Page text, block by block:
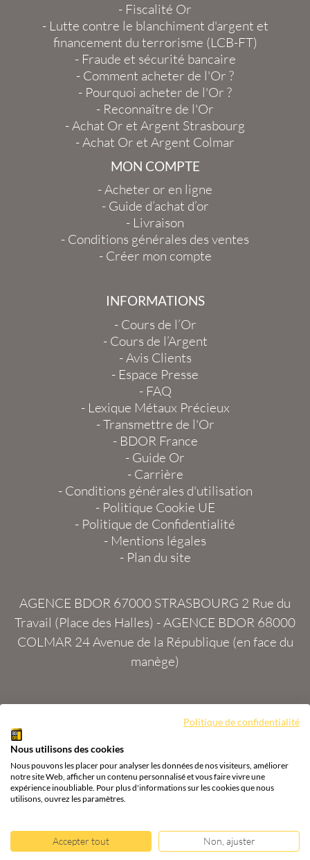
1 369,50€ - +
- Fiscalité Or
- Lutte contre le blanchiment d'argent et
financement du terrorisme (LCB-FT)
- Fraude et sécurité bancaire
- Comment acheter de l'Or ?
- Pourquoi acheter de l'Or ?
- Reconnaître de l'Or
-Achat Or et Argent Strasbourg
-Achat Or et Argent Colmar
MON COMPTE
-Acheter or en ligne
- Guide d’achat d’or
- Livraison
- Conditions générales des ventes
- Créer mon compte
INFORMATIONS
- Cours de l’Or
- Cours de l’Argent
-Avis Clients
- Espace Presse
- FAQ
- Lexique Métaux Précieux
-Transmettre de l'Or
- BDOR France
- Guide Or
- Carrière
- Conditions générales d'utilisation
- Politique Cookie UE
- Politique de Confidentialité
- Mentions légales
- Plan du site
AGENCE BDOR 67000 STRASBOURG 2 Rue du
Travail (Place des Halles) -AGENCE BDOR 68000
COLMAR 24 Avenue de la République (en face du
manège)
Tous droits réservés Agence BDOR ®
Cours or, achat
& vente or, argent
Politique de confidentialité
Nous utilisons des cookies
Nous pouvons les placer pour analyser les données de nos visiteurs, améliorer
notre site Web, afficher un contenu personnalisé et vous faire vivre une
expérience inoubliable. Pour plus d'informations sur les cookies que nous
utilisons, ouvrez les paramètres.
Accepter tout Non, ajuster